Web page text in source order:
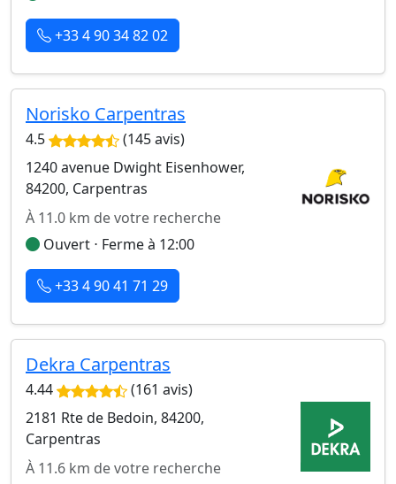
+33 4 90 34 82 02
Norisko Carpentras
4.5
(145 avis)
1240 avenue Dwight Eisenhower,
84200, Carpentras
À 11.0 km de votre recherche
Ouvert ⋅ Ferme à 12:00
+33 4 90 41 71 29
Dekra Carpentras
4.44
(161 avis)
2181 Rte de Bedoin, 84200,
Carpentras
À 11.6 km de votre recherche